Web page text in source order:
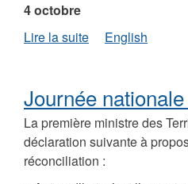
4 octobre
Lire la suite
première
ministre
Cochrane
pour
la
English
Journée
La première ministre des
déclaration suivante à
réconciliation :